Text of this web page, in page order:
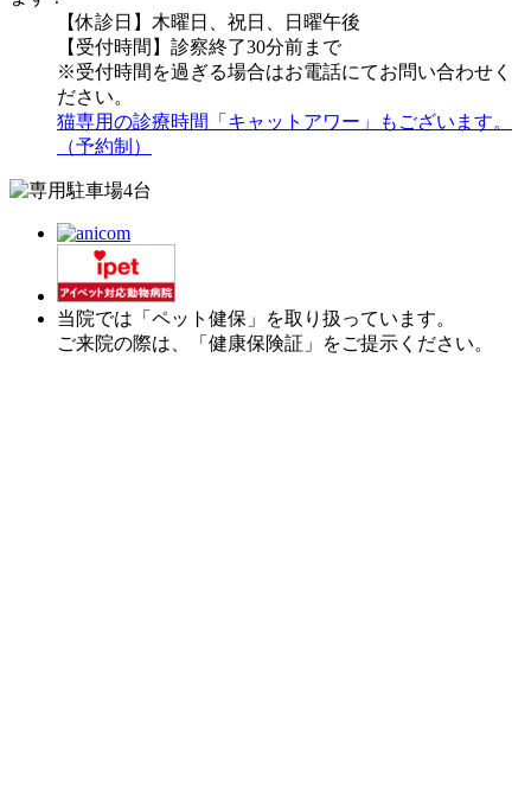
【休診日】木曜日、祝日、日曜午後
【受付時間】診察終了30分前まで
※受付時間を過ぎる場合はお電話にてお問い合わせく
ださい。
猫専用の診療時間「キャットアワー」もございます。
（予約制）
当院では「ペット健保」を取り扱っています。
ご来院の際は、「健康保険証」をご提示ください。